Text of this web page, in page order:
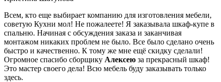
Всем, кто еще выбирает компанию для изготовления мебели,
советую Кухни мол! Не пожалеете! Я заказывала шкаф-купе в
спальню. Начиная с обсуждения заказа и заканчивая
монтажом никаких проблем не было. Все было сделано очень
быстро и качественно. К тому же мне ещё скидку сделали!
Огромное спасибо сборщику Алексею за прекрасный шкаф!
Это мастер своего дела! Всю мебель буду заказывать только
здесь.